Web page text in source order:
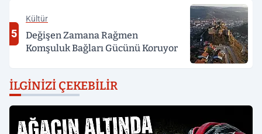
5
Kültür
Değişen Zamana Rağmen
Komşuluk Bağları Gücünü Koruyor
İLGINIZI ÇEKEBILIR